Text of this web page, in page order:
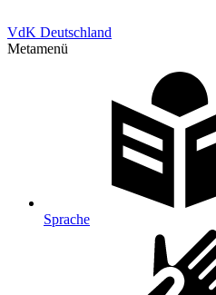
VdK Deutschland
Metamenü
Sprache